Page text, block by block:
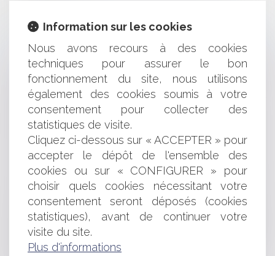
HÉRITAGE OU DONATION EN ESPAGNE?
PROJET DE SURFACE DE VENTE DE MOINS DE 1.000
M² ET INTÉRÊT À AGIR DES ENTREPRISES
CONCURRENTES
RESTITUTION DES SOMMES VERSÉES PAR ERREUR
PAR LES PERSONNES PUBLIQUES À LEURS AGENTS
NOTION DE VOIE OU D'EMPRISE PUBLIQUE ET
RÈGLES DE RECUL DES CONSTRUCTIONS
GOOGLE ET LE DROIT À L'OUBLI: 70 000 DEMANDES
EN UN MOIS
CALCUL DE L'ASSIETTE DE LA PARTICIPATION POUR
VOIRIE ET TRAVAUX
HOW A EUROPEAN JUDGE SHOULD QUALIFY A CIVIL
CLAIM RESULTING FROM CONDUCT ALLEGEDLY
AMOUNTING TO UNFAIR COMPETITION?
LA KAFALA OU LES PROBLÈMES LIÉS À L’ACCUEIL DE
L’ENFANT MINEUR ÉTRANGER SUR LE TERRITOIRE
NATIONAL
Information sur les cookies
Nous avons recours à des cookies
techniques pour assurer le bon
fonctionnement du site, nous utilisons
également des cookies soumis à votre
consentement pour collecter des
statistiques de visite.
Cliquez ci-dessous sur « ACCEPTER » pour
accepter le dépôt de l'ensemble des
cookies ou sur « CONFIGURER » pour
choisir quels cookies nécessitant votre
consentement seront déposés (cookies
statistiques), avant de continuer votre
visite du site.
Plus d'informations